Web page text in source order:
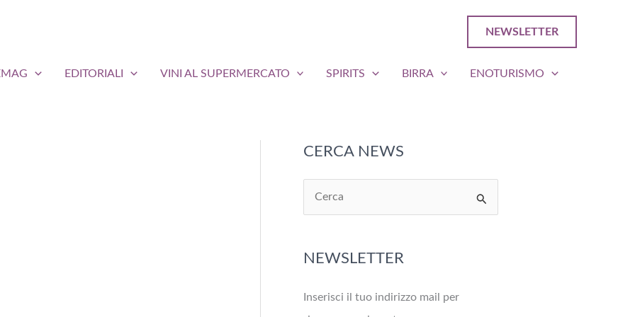
NEWSLETTER
EDITORIALI VINI AL SUPERMERCATO SPIRITS BIRRA ENOTURISMO
CERCA NEWS
e
c
:
NEWSLETTER
Inserisci il tuo indirizzo mail per